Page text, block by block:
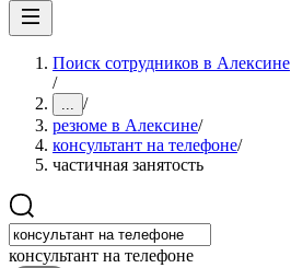
Поиск сотрудников в Алексине
/
... /
резюме в Алексине/
консультант на телефоне/
частичная занятость
консультант на телефоне